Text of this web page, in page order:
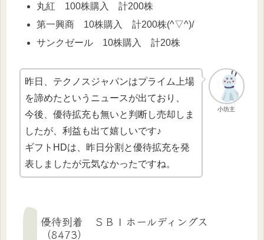
丸紅 100株購入 計200株
第一興商 10株購入 計200株(^▽^)/
サンクゼール 10株購入 計20株
小坊主
昨日、テクノスジャパンはプライム上場
を諦めたというニュースが出ており、
今後、優待拡充も無いと判断し売却しま
したが、利益も出て嬉しいです♪
ギフトHDは、昨日分割と優待拡充を発
表しましたが元気なかったですね。
優待到着 ＳＢＩホールディングス
（8473）